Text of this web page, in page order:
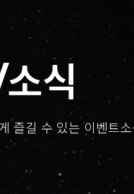
식
즐길 수 있는 이벤트소